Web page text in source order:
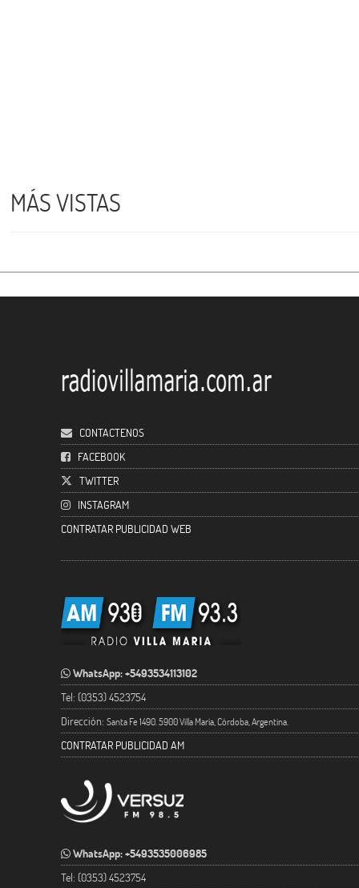
MÁS VISTAS
CONTACTENOS
FACEBOOK
TWITTER
INSTAGRAM
CONTRATAR PUBLICIDAD WEB
WhatsApp: +5493534113102
Tel: (0353) 4523754
Dirección: Santa Fe 1490. 5900 Villa María, Córdoba, Argentina.
CONTRATAR PUBLICIDAD AM
WhatsApp: +5493535006985
Tel: (0353) 4523754